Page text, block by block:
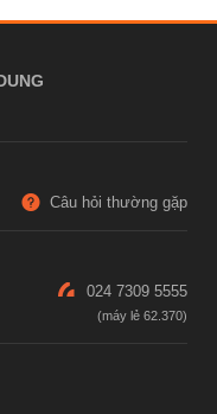
Câu hỏi thường gặp
024 7309 5555